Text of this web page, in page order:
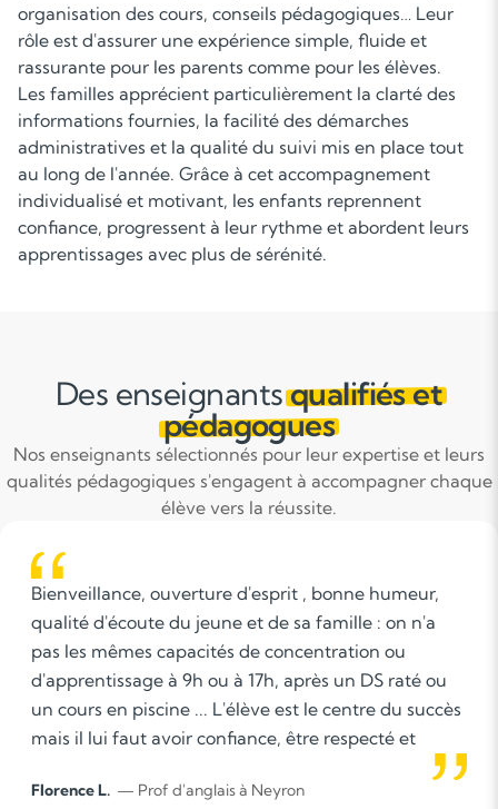
organisation des cours, conseils pédagogiques… Leur
rôle est d'assurer une expérience simple, fluide et
rassurante pour les parents comme pour les élèves.
Les familles apprécient particulièrement la clarté des
informations fournies, la facilité des démarches
administratives et la qualité du suivi mis en place tout
au long de l'année. Grâce à cet accompagnement
individualisé et motivant, les enfants reprennent
confiance, progressent à leur rythme et abordent leurs
apprentissages avec plus de sérénité.
Des enseignantsqualifiés et
pédagogues
Nos enseignants sélectionnés pour leur expertise et leurs
qualités pédagogiques s'engagent à accompagner chaque
élève vers la réussite.
Pour moi, le soutien scolaire vise à accompagner
élèves en difficulté ou souhaitant améliorer leurs
notes. Il peut s'agir de reprendre les leçons, en
réexpliquant les principes qui n'ont pas été
aider l'élève pour faire ses devoirs ou lui proposer
des exercices supplémentaires. Pour cela il faut de
la patience, de la rigueur et la capacité à établir
bonne relation avec l'élève.
Amandine B.— Prof d'anglais à Amberieu En Bugey